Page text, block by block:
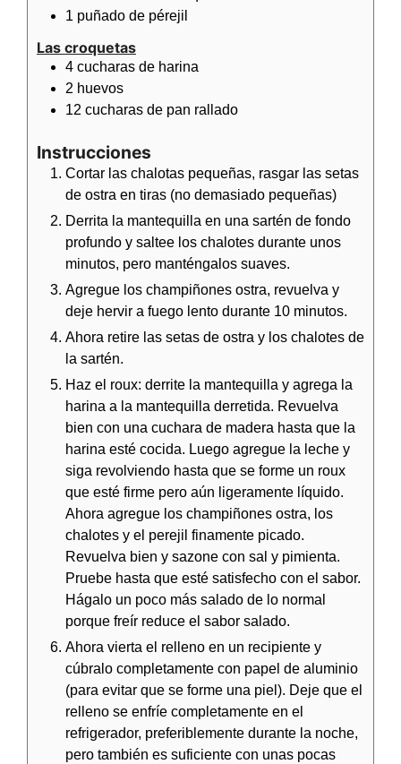
1 puñado de pérejil
Las croquetas
4 cucharas de harina
2 huevos
12 cucharas de pan rallado
Instrucciones
Cortar las chalotas pequeñas, rasgar las setas
de ostra en tiras (no demasiado pequeñas)
Derrita la mantequilla en una sartén de fondo
profundo y saltee los chalotes durante unos
minutos, pero manténgalos suaves.
Agregue los champiñones ostra, revuelva y
deje hervir a fuego lento durante 10 minutos.
Ahora retire las setas de ostra y los chalotes de
la sartén.
Haz el roux: derrite la mantequilla y agrega la
harina a la mantequilla derretida. Revuelva
bien con una cuchara de madera hasta que la
harina esté cocida. Luego agregue la leche y
siga revolviendo hasta que se forme un roux
que esté firme pero aún ligeramente líquido.
Ahora agregue los champiñones ostra, los
chalotes y el perejil finamente picado.
Revuelva bien y sazone con sal y pimienta.
Pruebe hasta que esté satisfecho con el sabor.
Hágalo un poco más salado de lo normal
porque freír reduce el sabor salado.
Ahora vierta el relleno en un recipiente y
cúbralo completamente con papel de aluminio
(para evitar que se forme una piel). Deje que el
relleno se enfríe completamente en el
refrigerador, preferiblemente durante la noche,
pero también es suficiente con unas pocas